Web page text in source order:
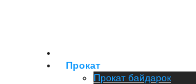
Прокат
Прокат байдарок